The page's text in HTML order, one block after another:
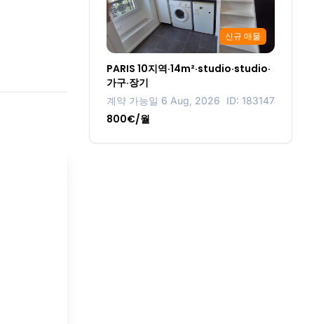
신규 매물
PARIS 10지역·14m²·studio·studio·
가구·장기
계약 가능일 6 Aug, 2026 ID: 183147
800€/월